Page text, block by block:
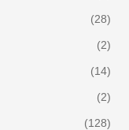
(28)
(2)
(14)
(2)
(128)